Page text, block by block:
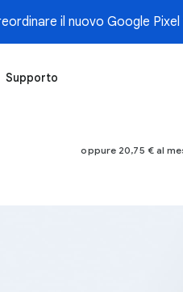
il nuovo Google Pixel
Supporto
oppure 20,75 € al